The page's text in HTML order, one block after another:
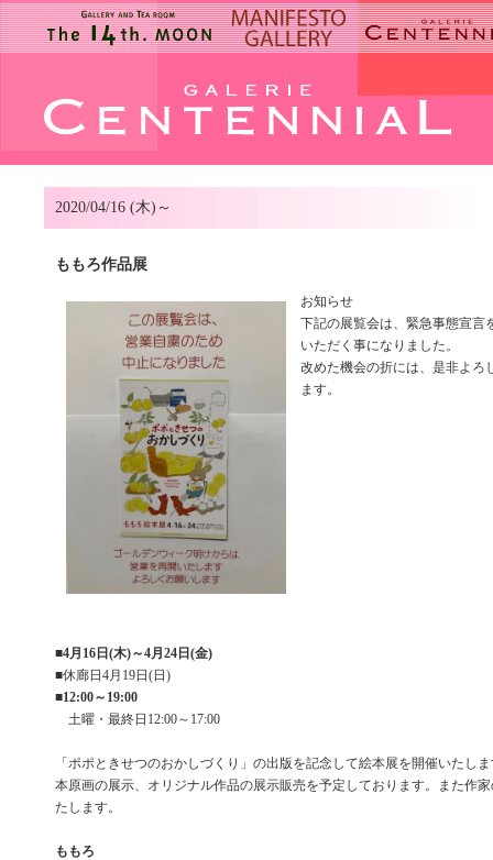
2020/04/16 (木)～
ももろ作品展
お知らせ
下記の展覧会は、緊急事態宣言
いただく事になりました。
改めた機会の折には、是非よろ
ます。
■4月16日(木)～4月24日(金)
■休廊日4月19日(日)
■12:00～19:00
土曜・最終日12:00～17:00
「ポポときせつのおかしづくり」の出版を記念して絵本展を開催いたし
本原画の展示、オリジナル作品の展示販売を予定しております。また作
たします。
ももろ